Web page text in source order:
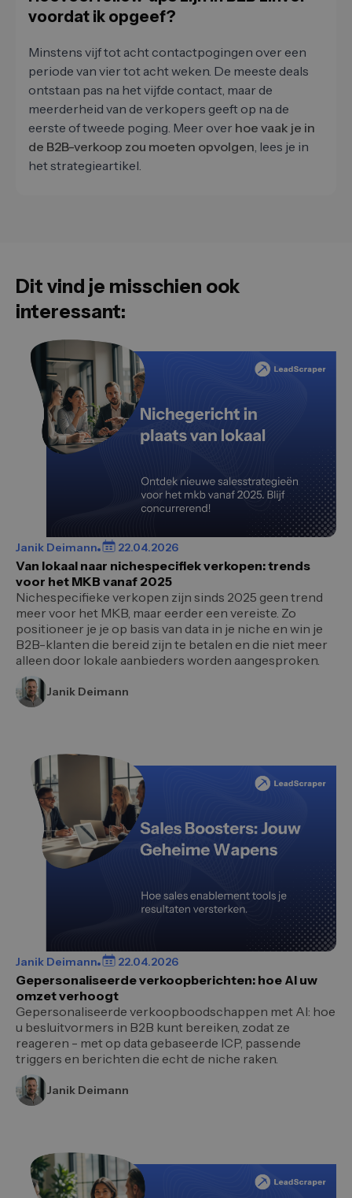
voordat ik opgeef?
Minstens vijf tot acht contactpogingen over een
periode van vier tot acht weken. De meeste deals
ontstaan pas na het vijfde contact, maar de
meerderheid van de verkopers geeft op na de
eerste of tweede poging. Meer over hoe vaak je in
de B2B-verkoop zou moeten opvolgen, lees je in
het strategieartikel.
Dit vind je misschien ook
interessant:
Janik Deimann 22.04.2026
Van lokaal naar nichespecifiek verkopen: trends
voor het MKB vanaf 2025
Nichespecifieke verkopen zijn sinds 2025 geen trend
meer voor het MKB, maar eerder een vereiste. Zo
positioneer je je op basis van data in je niche en win je
B2B-klanten die bereid zijn te betalen en die niet meer
alleen door lokale aanbieders worden aangesproken.
Janik Deimann
Janik Deimann 22.04.2026
Gepersonaliseerde verkoopberichten: hoe AI uw
omzet verhoogt
Gepersonaliseerde verkoopboodschappen met AI: hoe
u besluitvormers in B2B kunt bereiken, zodat ze
reageren - met op data gebaseerde ICP, passende
triggers en berichten die echt de niche raken.
Janik Deimann